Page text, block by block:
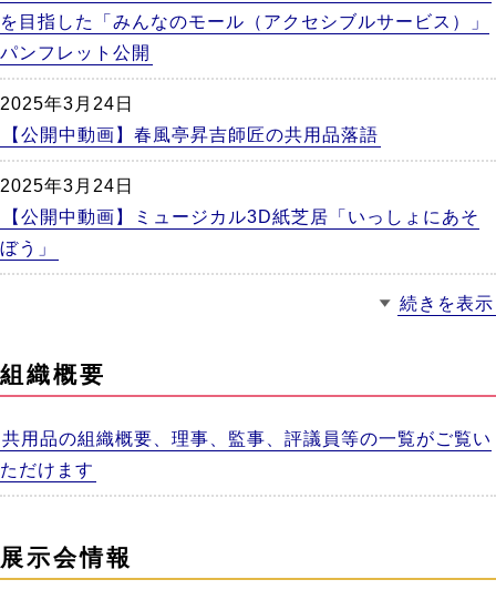
を目指した「みんなのモール（アクセシブルサービス）」
パンフレット公開
2025年3月24日
【公開中動画】春風亭昇吉師匠の共用品落語
2025年3月24日
【公開中動画】ミュージカル3D紙芝居「いっしょにあそ
ぼう」
続きを表示
組織概要
共用品の組織概要、理事、監事、評議員等の一覧がご覧い
ただけます
展示会情報